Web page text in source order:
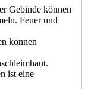
Gebinde können
Feuer und
können
ist eine